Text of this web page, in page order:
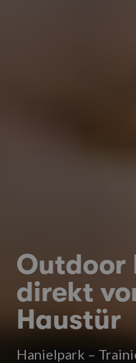
Outdoor
direkt
Haustür
Hanielpark –